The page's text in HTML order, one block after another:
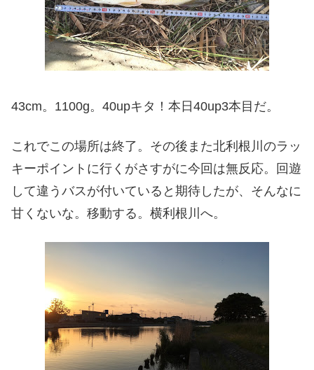
43cm。1100g。40upキタ！本日40up3本目だ。
これでこの場所は終了。その後また北利根川のラッ
キーポイントに行くがさすがに今回は無反応。回遊
して違うバスが付いていると期待したが、そんなに
甘くないな。移動する。横利根川へ。